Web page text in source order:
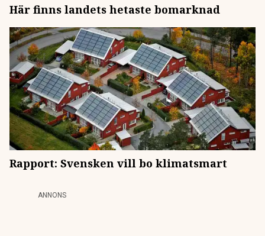
Här finns landets hetaste bomarknad
Rapport: Svensken vill bo klimatsmart
ANNONS